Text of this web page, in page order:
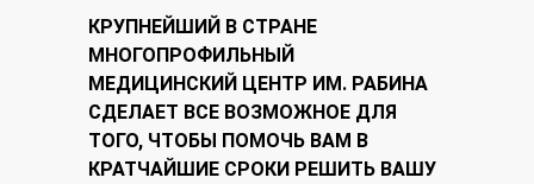
КРУПНЕЙШИЙ В СТРАНЕ
МНОГОПРОФИЛЬНЫЙ
МЕДИЦИНСКИЙ ЦЕНТР ИМ. РАБИНА
СДЕЛАЕТ ВСЕ ВОЗМОЖНОЕ ДЛЯ
ТОГО, ЧТОБЫ ПОМОЧЬ ВАМ В
КРАТЧАЙШИЕ СРОКИ РЕШИТЬ ВАШУ